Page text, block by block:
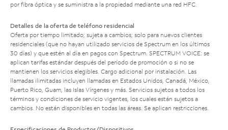
por fibra óptica y se suministra a la propiedad mediante una red HFC.
Detalles de la oferta de teléfono residencial
Oferta por tiempo limitado; sujeta a cambios; solo para nuevos clientes
residenciales (que no hayan utilizado servicios de Spectrum en los últimos
30 días) y que estén al día en pagos con Spectrum. SPECTRUM VOICE: se
aplican tarifas estándar después del período de promoción o si no se
mantienen los servicios elegibles. Cargo adicional por instalación. Las
llamadas ilimitadas incluyen llamadas en Estados Unidos, Canadá, México,
Puerto Rico, Guam, las Islas Vírgenes y más. Servicios sujetos a todos los
términos y condiciones de servicio vigentes, los cuales están sujetos a
cambios. No están disponibles en todas las áreas. Se aplican restricciones.